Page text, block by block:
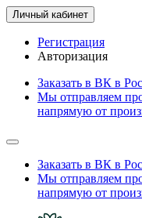
Личный кабинет
Регистрация
Авторизация
Заказать в ВК в
Мы отправляем
напрямую от
Заказать в ВК в
Мы отправляем
напрямую от